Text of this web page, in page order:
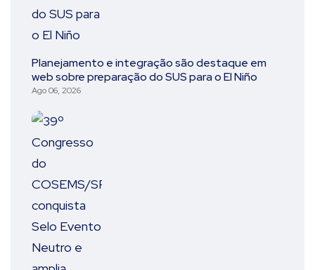
Planejamento e integração são destaque em
web sobre preparação do SUS para o El Niño
Ago 06, 2026